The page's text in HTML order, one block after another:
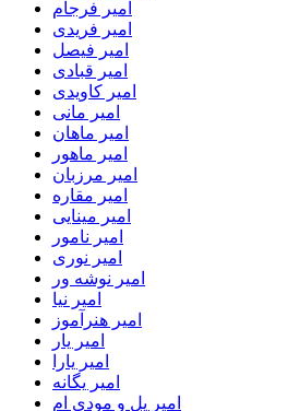
امیر فرجام
امیر فریدی
امیر فیصل
امیر قبادی
امیر کاویدی
امیر مانی
امیر ماهان
امیر ماهور
امیر مرزبان
امیر مقاره
امیر مینایی
امیر نامور
امیر نوری
امیر نوشه ور
امیر نیا
امیر هنرآموز
امیر یار
امیر یارا
امیر یگانه
امیر یل و مودی ام